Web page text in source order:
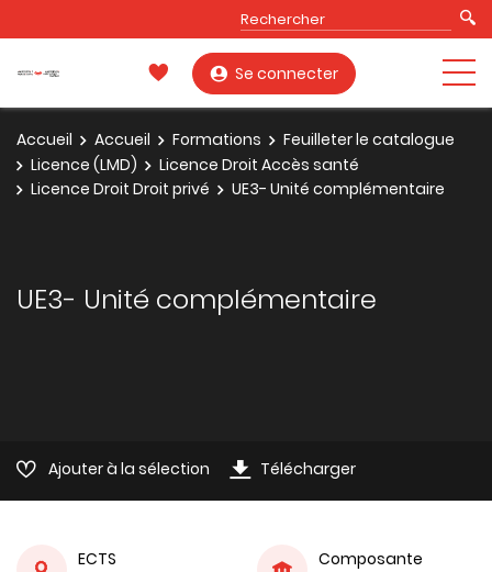
Se connecter
Accueil Accueil Formations
Feuilleter le catalogue
Licence (LMD)
Licence Droit Accès santé
Licence Droit Droit privé
UE3- Unité complémentaire
UE3- Unité complémentaire
Ajouter à la sélection Télécharger
ECTS
Composante